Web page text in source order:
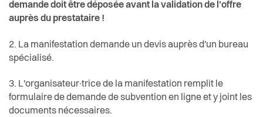
demande doit être déposée avant la validation de l'offre
auprès du prestataire !
2. La manifestation demande un devis auprès d'un bureau
spécialisé.
3. L'organisateur∙trice de la manifestation remplit le
formulaire de demande de subvention en ligne et y joint les
documents nécessaires.